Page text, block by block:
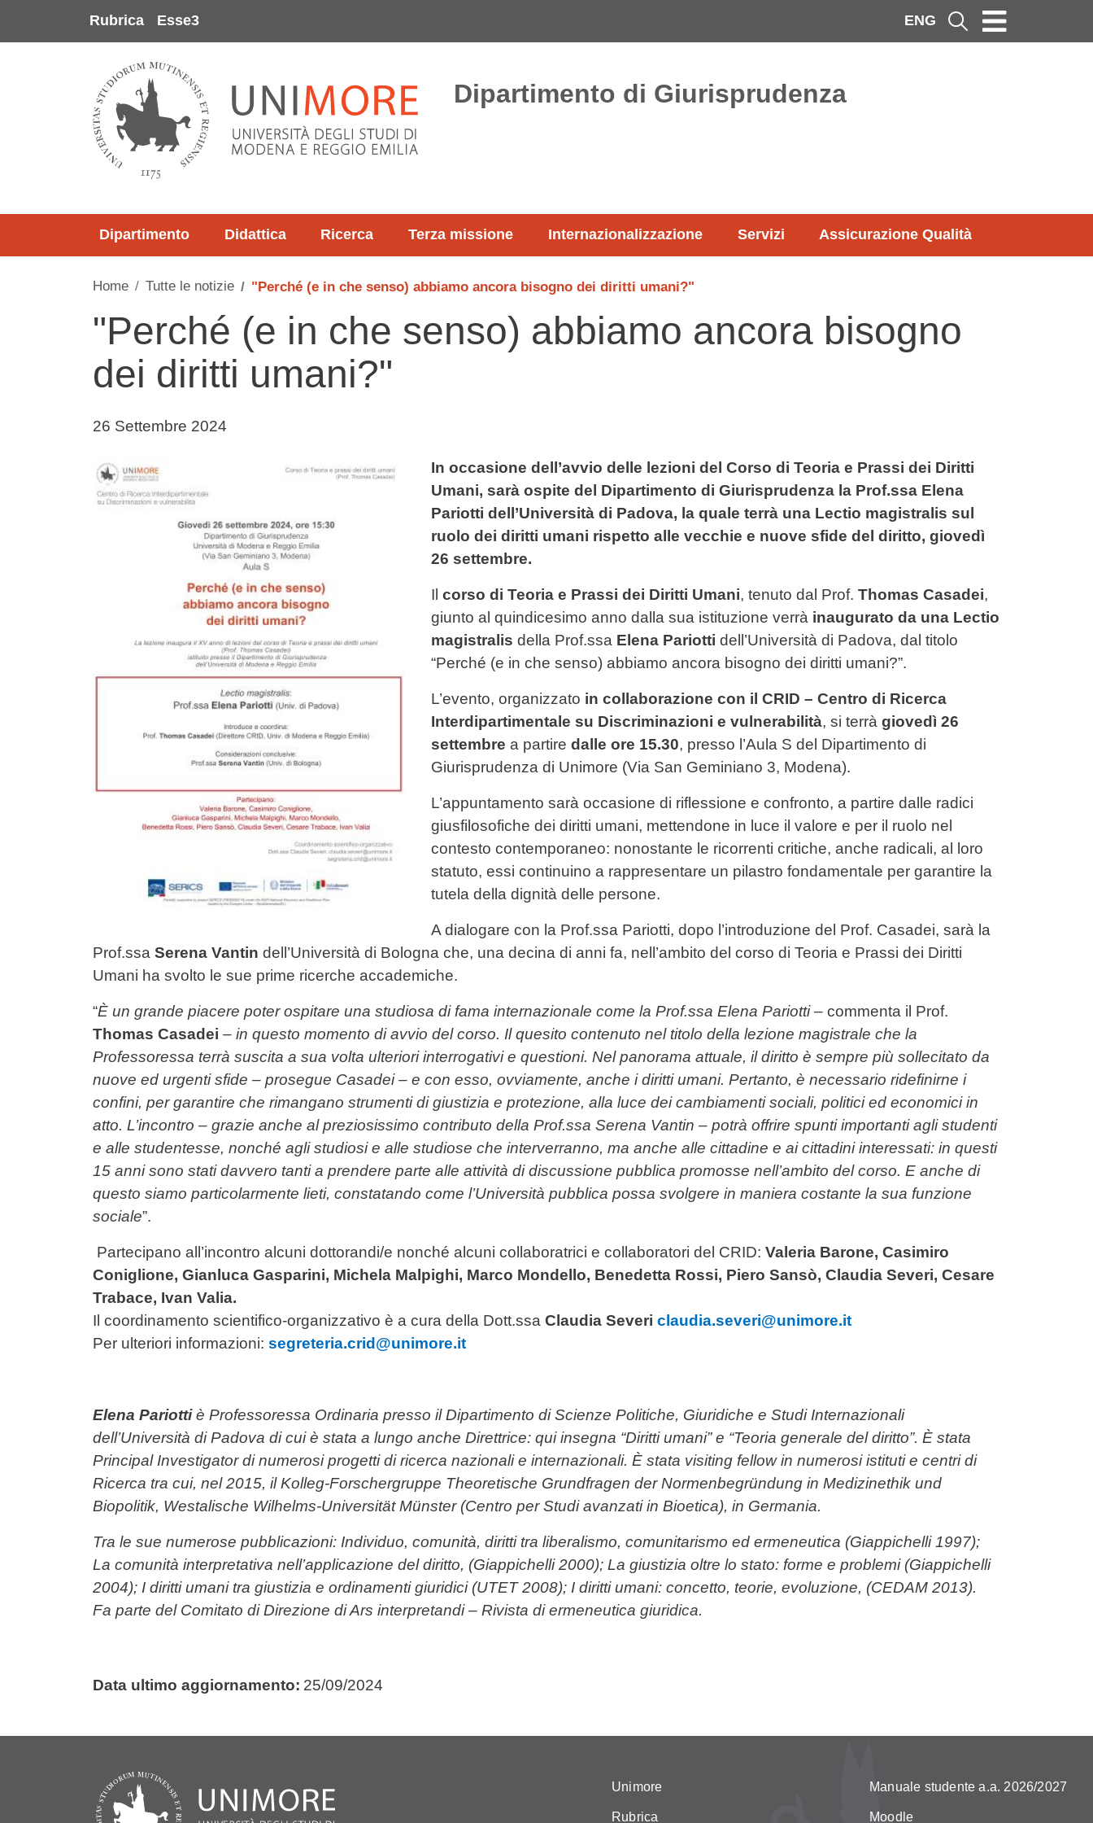
Rubrica Esse3 ENG Cerca
Dipartimento di Giurisprudenza
Dipartimento Didattica Ricerca Terza missione Internazionalizzazione Servizi Assicurazione Qualità
Home Tutte le notizie "Perché (e in che senso) abbiamo ancora bisogno dei diritti umani?"
"Perché (e in che senso) abbiamo ancora bisogno
dei diritti umani?"
Data di pubblicazione della notizia
26 Settembre 2024
Immagine notizia
Immagine
Testo notizia
In occasione dell’avvio delle lezioni del Corso di Teoria e Prassi dei Diritti
Umani, sarà ospite del Dipartimento di Giurisprudenza la Prof.ssa Elena
Pariotti dell’Università di Padova, la quale terrà una Lectio magistralis sul
ruolo dei diritti umani rispetto alle vecchie e nuove sfide del diritto, giovedì
26 settembre.
Il corso di Teoria e Prassi dei Diritti Umani, tenuto dal Prof. Thomas Casadei,
giunto al quindicesimo anno dalla sua istituzione verrà inaugurato da una Lectio
magistralis della Prof.ssa Elena Pariotti dell’Università di Padova, dal titolo
“Perché (e in che senso) abbiamo ancora bisogno dei diritti umani?”.
L’evento, organizzato in collaborazione con il CRID – Centro di Ricerca
Interdipartimentale su Discriminazioni e vulnerabilità, si terrà giovedì 26
settembre a partire dalle ore 15.30, presso l’Aula S del Dipartimento di
Giurisprudenza di Unimore (Via San Geminiano 3, Modena).
L’appuntamento sarà occasione di riflessione e confronto, a partire dalle radici
giusfilosofiche dei diritti umani, mettendone in luce il valore e per il ruolo nel
contesto contemporaneo: nonostante le ricorrenti critiche, anche radicali, al loro
statuto, essi continuino a rappresentare un pilastro fondamentale per garantire la
tutela della dignità delle persone.
A dialogare con la Prof.ssa Pariotti, dopo l’introduzione del Prof. Casadei, sarà la
Prof.ssa Serena Vantin dell’Università di Bologna che, una decina di anni fa, nell’ambito del corso di Teoria e Prassi dei Diritti
Umani ha svolto le sue prime ricerche accademiche.
“È un grande piacere poter ospitare una studiosa di fama internazionale come la Prof.ssa Elena Pariotti– commenta il Prof.
Thomas Casadei – in questo momento di avvio del corso. Il quesito contenuto nel titolo della lezione magistrale che la
Professoressa terrà suscita a sua volta ulteriori interrogativi e questioni. Nel panorama attuale, il diritto è sempre più sollecitato da
nuove ed urgenti sfide – prosegue Casadei – e con esso, ovviamente, anche i diritti umani. Pertanto, è necessario ridefinirne i
confini, per garantire che rimangano strumenti di giustizia e protezione, alla luce dei cambiamenti sociali, politici ed economici in
atto. L’incontro – grazie anche al preziosissimo contributo della Prof.ssa Serena Vantin – potrà offrire spunti importanti agli studenti
e alle studentesse, nonché agli studiosi e alle studiose che interverranno, ma anche alle cittadine e ai cittadini interessati: in questi
15 anni sono stati davvero tanti a prendere parte alle attività di discussione pubblica promosse nell’ambito del corso. E anche di
questo siamo particolarmente lieti, constatando come l’Università pubblica possa svolgere in maniera costante la sua funzione
sociale”.
Partecipano all’incontro alcuni dottorandi/e nonché alcuni collaboratrici e collaboratori del CRID: Valeria Barone, Casimiro
Coniglione, Gianluca Gasparini, Michela Malpighi, Marco Mondello, Benedetta Rossi, Piero Sansò, Claudia Severi, Cesare
Trabace, Ivan Valia.
Il coordinamento scientifico-organizzativo è a cura della Dott.ssa Claudia Severi claudia.severi@unimore.it
Per ulteriori informazioni: segreteria.crid@unimore.it
Elena Pariottiè Professoressa Ordinaria presso il Dipartimento di Scienze Politiche, Giuridiche e Studi Internazionali
dell’Università di Padova di cui è stata a lungo anche Direttrice: qui insegna “Diritti umani” e “Teoria generale del diritto”. È stata
Principal Investigator di numerosi progetti di ricerca nazionali e internazionali. È stata visiting fellow in numerosi istituti e centri di
Ricerca tra cui, nel 2015, il Kolleg-Forschergruppe Theoretische Grundfragen der Normenbegründung in Medizinethik und
Biopolitik, Westalische Wilhelms-Universität Münster (Centro per Studi avanzati in Bioetica), in Germania.
Tra le sue numerose pubblicazioni: Individuo, comunità, diritti tra liberalismo, comunitarismo ed ermeneutica (Giappichelli 1997);
La comunità interpretativa nell’applicazione del diritto, (Giappichelli 2000); La giustizia oltre lo stato: forme e problemi (Giappichelli
2004); I diritti umani tra giustizia e ordinamenti giuridici (UTET 2008); I diritti umani: concetto, teorie, evoluzione, (CEDAM 2013).
Fa parte del Comitato di Direzione di Ars interpretandi – Rivista di ermeneutica giuridica.
Data ultimo aggiornamento: 25/09/2024
Unimore
Rubrica
Manuale studente a.a. 2026/2027
Moodle